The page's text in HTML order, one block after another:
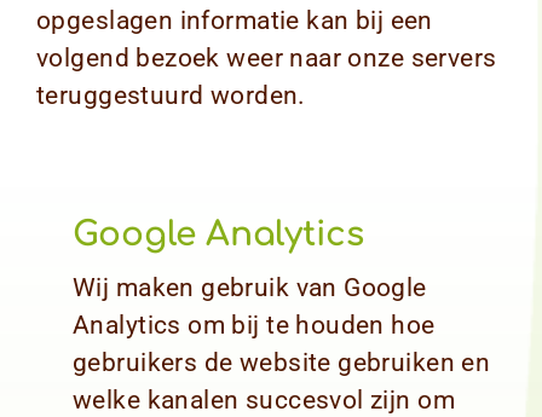
opgeslagen informatie kan bij een
volgend bezoek weer naar onze servers
teruggestuurd worden.
Google Analytics
Wij maken gebruik van Google
Analytics om bij te houden hoe
gebruikers de website gebruiken en
welke kanalen succesvol zijn om